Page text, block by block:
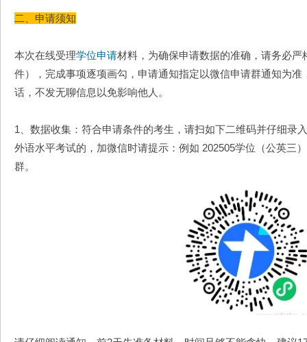
二、申请须知
本次在线受理学位申请材料，为确保申请数据的准确，请务必
件），完成事项逐项画勾，申请通知指定以微信申请群通知为
话，不发无聊信息以免影响他人。
1、数据收集：符合申请条件的考生，请扫如下二维码并仔细录
外语水平考试的，加微信时请提示：例如 202505学位（公英三
群。